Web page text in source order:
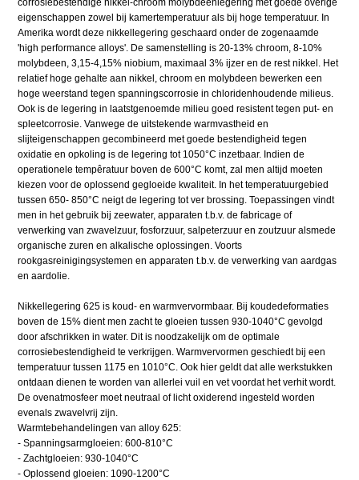
corrosiebestendige nikkel-chroom molybdeenlegering met goede overige
eigenschappen zowel bij kamertemperatuur als bij hoge temperatuur. In
Amerika wordt deze nikkellegering geschaard onder de zogenaamde
'high performance alloys'. De samenstelling is 20-13% chroom, 8-10%
molybdeen, 3,15-4,15% niobium, maximaal 3% ijzer en de rest nikkel. Het
relatief hoge gehalte aan nikkel, chroom en molybdeen bewerken een
hoge weerstand tegen spanningscorrosie in chloridenhoudende milieus.
Ook is de legering in laatstgenoemde milieu goed resistent tegen put- en
spleetcorrosie. Vanwege de uitstekende warmvastheid en
slijteigenschappen gecombineerd met goede bestendigheid tegen
oxidatie en opkoling is de legering tot 1050°C inzetbaar. Indien de
operationele tempêratuur boven de 600°C komt, zal men altijd moeten
kiezen voor de oplossend gegloeide kwaliteit. In het temperatuurgebied
tussen 650- 850°C neigt de legering tot ver brossing. Toepassingen vindt
men in het gebruik bij zeewater, apparaten t.b.v. de fabricage of
verwerking van zwavelzuur, fosforzuur, salpeterzuur en zoutzuur alsmede
organische zuren en alkalische oplossingen. Voorts
rookgasreinigingsystemen en apparaten t.b.v. de verwerking van aardgas
en aardolie.
Nikkellegering 625 is koud- en warmvervormbaar. Bij koudedeformaties
boven de 15% dient men zacht te gloeien tussen 930-1040°C gevolgd
door afschrikken in water. Dit is noodzakelijk om de optimale
corrosiebestendigheid te verkrijgen. Warmvervormen geschiedt bij een
temperatuur tussen 1175 en 1010°C. Ook hier geldt dat alle werkstukken
ontdaan dienen te worden van allerlei vuil en vet voordat het verhit wordt.
De ovenatmosfeer moet neutraal of licht oxiderend ingesteld worden
evenals zwavelvrij zijn.
Warmtebehandelingen van alloy 625:
- Spanningsarmgloeien: 600-810°C
- Zachtgloeien: 930-1040°C
- Oplossend gloeien: 1090-1200°C